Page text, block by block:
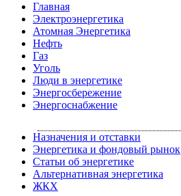
Главная
Электроэнергетика
Атомная Энергетика
Нефть
Газ
Уголь
Люди в энергетике
Энергосбережение
Энергоснабжение
Назначения и отставки
Энергетика и фондовый рынок
Статьи об энергетике
Альтернативная энергетика
ЖКХ